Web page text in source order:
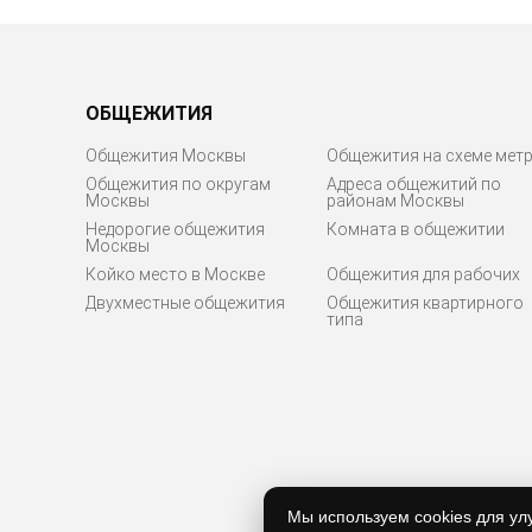
ОБЩЕЖИТИЯ
Общежития Москвы
Общежития на схеме
Общежития по округам
Москвы
Адреса общежитий по
районам Москвы
Недорогие общежития
Москвы
Комната в общежитии
Койко место в Москве
Общежития для рабочих
Двухместные общежития
Общежития квартирного
типа
Мы используем cookies для